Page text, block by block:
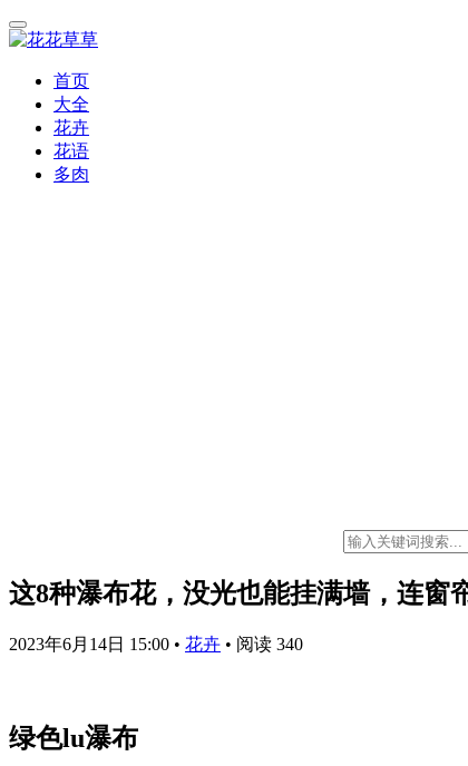
首页
大全
花卉
花语
多肉
这8种瀑布花，没光也能挂满墙，连窗
2023年6月14日 15:00 • 花卉 • 阅读 340
绿色lu瀑布